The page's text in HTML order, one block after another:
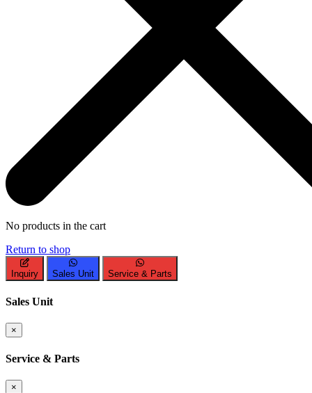
No products in the cart
Return to shop
Inquiry Sales Unit Service & Parts
Sales Unit
×
Service & Parts
×